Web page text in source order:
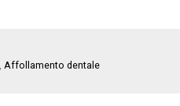
Affollamento dentale